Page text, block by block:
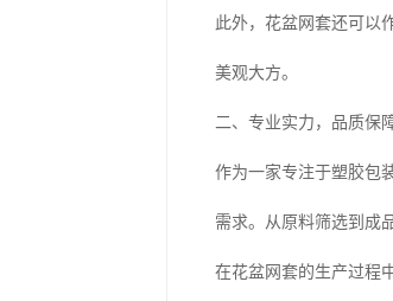
此外，花盆网套还可以
美观大方。
二、专业实力，品质保
作为一家专注于塑胶包
需求。从原料筛选到成
在花盆网套的生产过程